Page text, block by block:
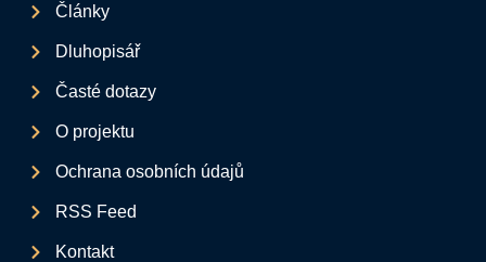
Články
Dluhopisář
Časté dotazy
O projektu
Ochrana osobních údajů
RSS Feed
Kontakt